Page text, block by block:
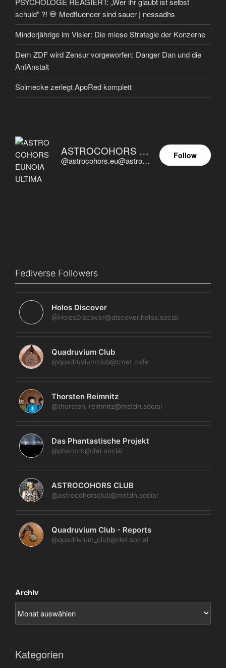
schuld” ?! 💀 Medfluencer sind sauer | nessadhs
Minderjährige im Visier: Die miese Strategie der Konzerne
Dem ZDF wird Zensur vorgeworfen: Danger Dan und die
AnfAnstalt
Solmecke zerlegt ApoRed komplett
ASTROCOHORS EUNOIA ULTIMA
@astrocohors.eu@astrocohors.eu
Follow
Fediverse Followers
Holos Discover
@HolosDiscover@discover.holos.social
Quadruvium Club
@quadruviumclub@troet.cafe
Thorsten Reimnitz
@thorsten_reimnitz@mstdn.social
Das Phantastische Projekt
@phanpro@det.social
ASTROCOHORS CLUB
@astrocohorsclub@mstdn.social
Quadruvium Club - Reports
@quadrivium_club@det.social
Archiv
Kategorien